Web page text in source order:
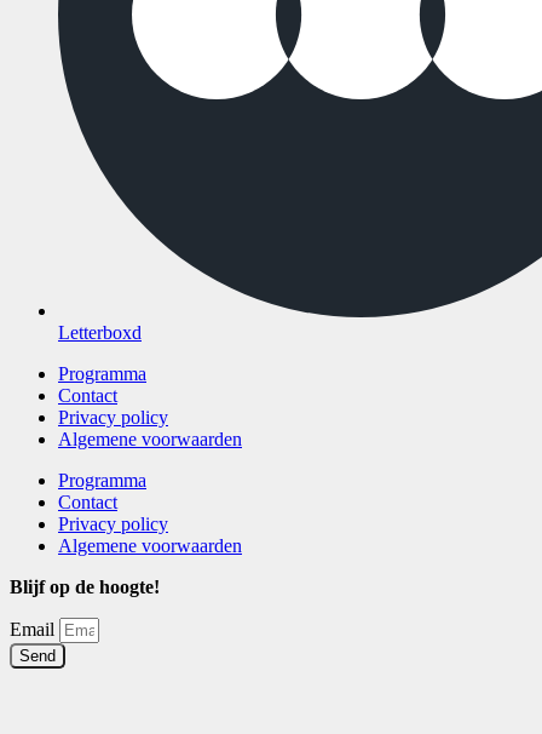
Letterboxd
Programma
Contact
Privacy policy
Algemene voorwaarden
Programma
Contact
Privacy policy
Algemene voorwaarden
Blijf op de hoogte!
Email
Send